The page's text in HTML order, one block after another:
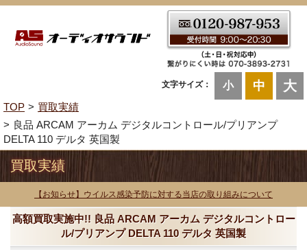
文字サイズ： 小 中 大
TOP
買取実績
良品 ARCAM アーカム デジタルコントロール/プリアンプ
DELTA 110 デルタ 英国製
買取実績
【お知らせ】ウイルス感染予防に対する当店の取り組みについて
高額買取実施中!! 良品 ARCAM アーカム デジタルコントロー
ル/プリアンプ DELTA 110 デルタ 英国製